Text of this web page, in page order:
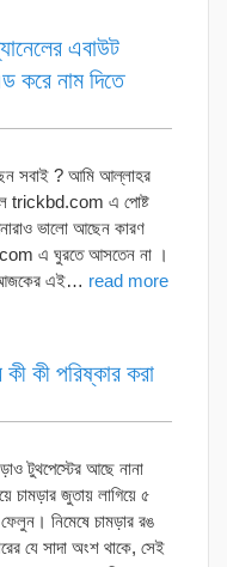
এবাউট
করে নাম দিতে
সবাই ? আমি আল্লাহর
trickbd.com এ পোষ্ট
ভালো আছেন কারণ
এ ঘুরতে আসতেন না ।
আজকের এই… read more
কী পরিষ্কার করা
টুথপেস্টের আছে নানা
চামড়ার জুতায় লাগিয়ে ৫
নিমেষে চামড়ার রঙ
যে সাদা অংশ থাকে, সেই